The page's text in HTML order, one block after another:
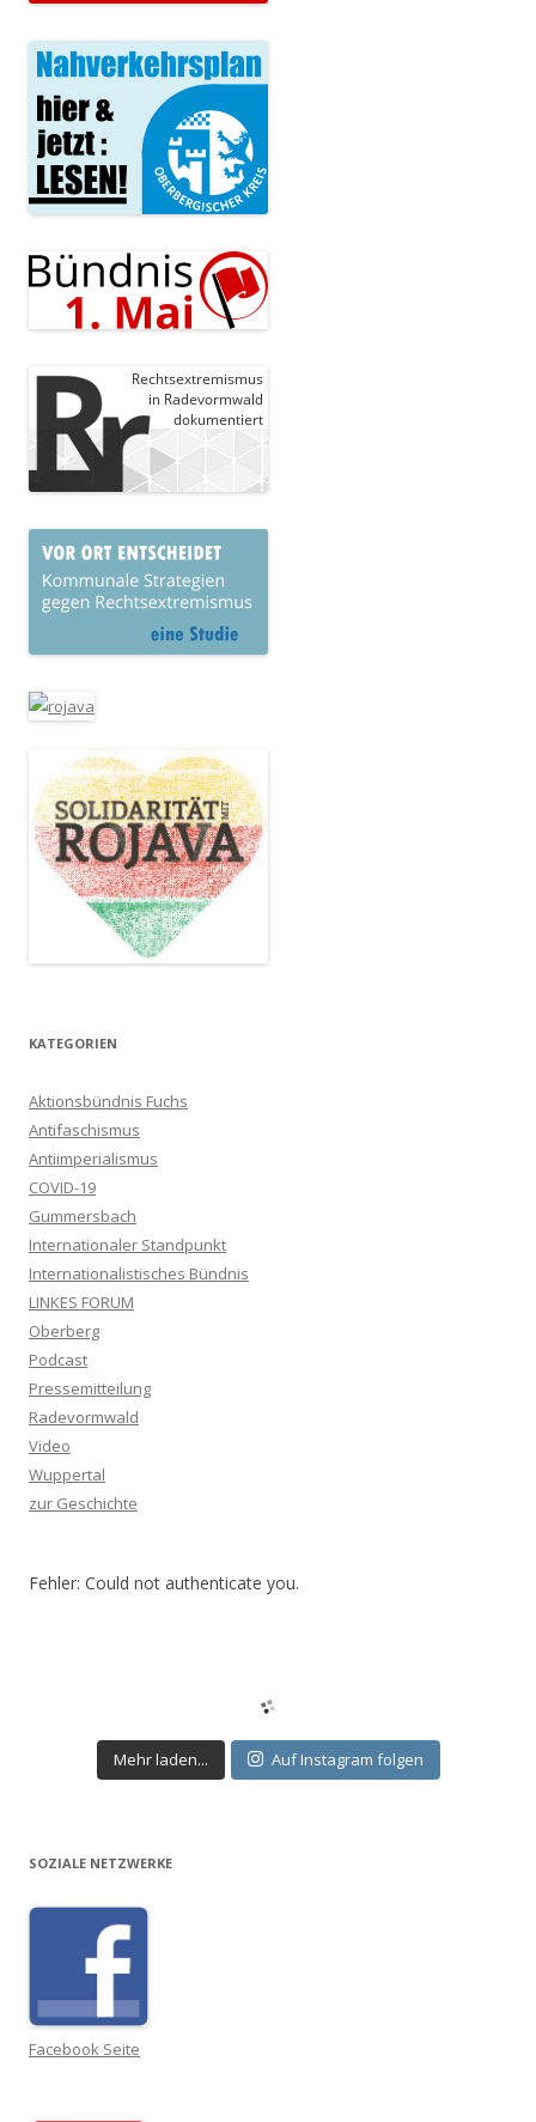
KATEGORIEN
Aktionsbündnis Fuchs
Antifaschismus
Antiimperialismus
COVID-19
Gummersbach
Internationaler Standpunkt
Internationalistisches Bündnis
LINKES FORUM
Oberberg
Podcast
Pressemitteilung
Radevormwald
Video
Wuppertal
zur Geschichte
Fehler: Could not authenticate you.
Mehr laden... Auf Instagram folgen
SOZIALE NETZWERKE
Facebook Seite